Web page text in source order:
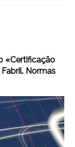
«Certificação
Normas